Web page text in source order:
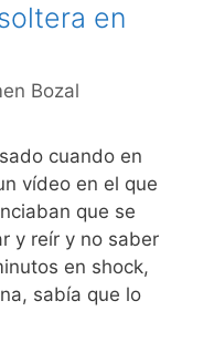
en
Bozal
cuando en
vídeo en el que
que se
y reír y no saber
en shock,
sabía que lo